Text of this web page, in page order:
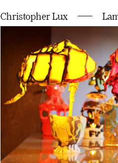
Christopher Lux